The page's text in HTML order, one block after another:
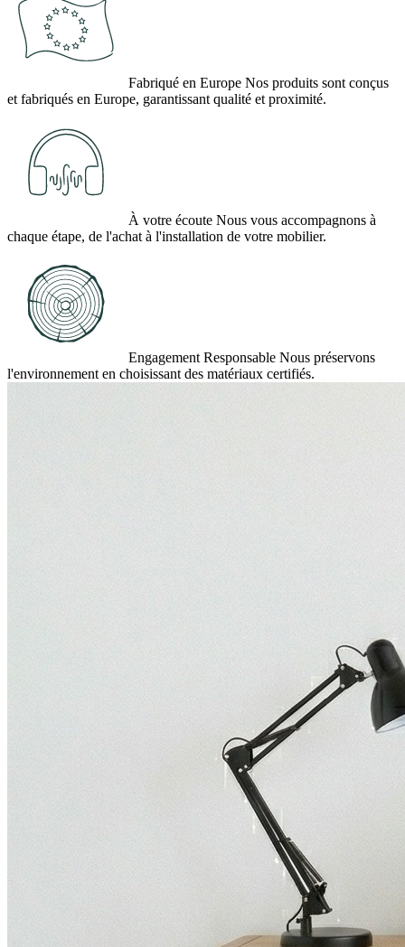
Fabriqué en Europe Nos produits sont conçus
et fabriqués en Europe, garantissant qualité et proximité.
À votre écoute Nous vous accompagnons à
chaque étape, de l'achat à l'installation de votre mobilier.
Engagement Responsable Nous préservons
l'environnement en choisissant des matériaux certifiés.